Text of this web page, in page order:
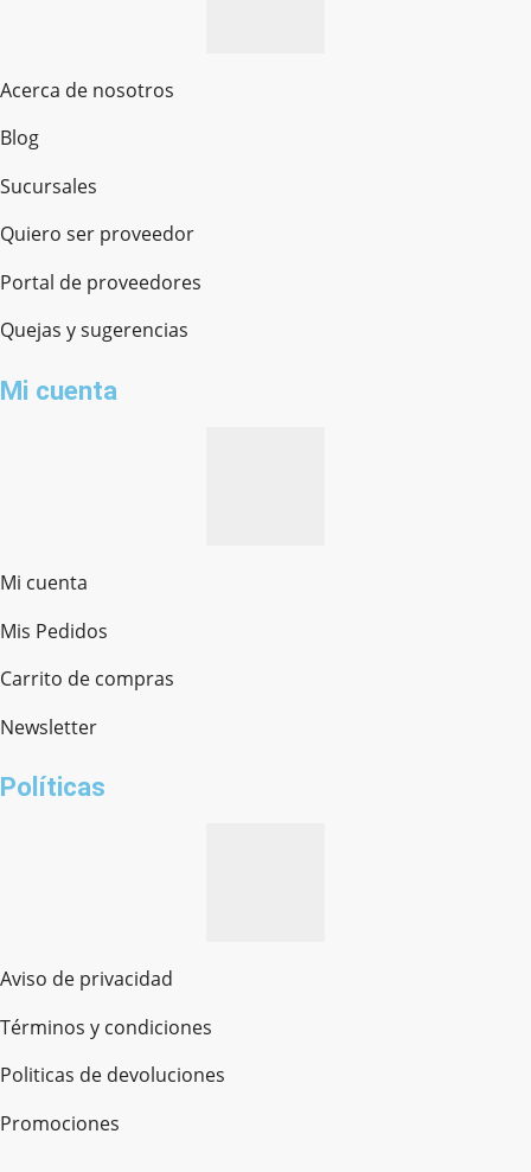
Acerca de nosotros
Blog
Sucursales
Quiero ser proveedor
Portal de proveedores
Quejas y sugerencias
Mi cuenta
Mi cuenta
Mis Pedidos
Carrito de compras
Newsletter
Políticas
Aviso de privacidad
Términos y condiciones
Politicas de devoluciones
Promociones